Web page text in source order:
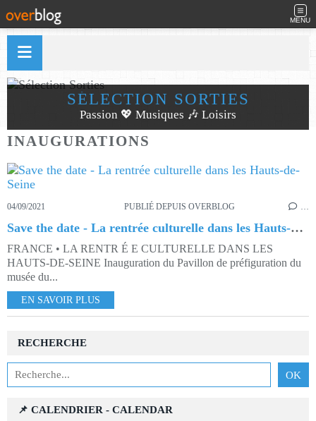
MENU
SÉLECTION SORTIES
Passion 💖 Musiques 🎶 Loisirs
INAUGURATIONS
04/09/2021 PUBLIÉ DEPUIS OVERBLOG …
Save the date - La rentrée culturelle dans les Hauts-de-Seine
FRANCE • LA RENTR É E CULTURELLE DANS LES
HAUTS-DE-SEINE Inauguration du Pavillon de préfiguration du
musée du...
EN SAVOIR PLUS
RECHERCHE
📌 CALENDRIER - CALENDAR